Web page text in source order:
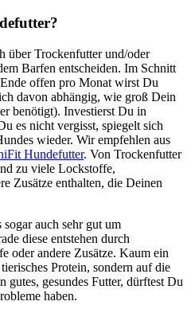
über Trockenfutter und/oder
Barfen entscheiden. Im Schnitt
offen pro Monat wirst Du
davon abhängig, wie groß Dein
benötigt). Investierst Du in
es nicht vergisst, spiegelt sich
wieder. Wir empfehlen aus
Hundefutter. Von Trockenfutter
zu viele Lockstoffe,
Zusätze enthalten, die Deinen
auch sehr gut um
diese entstehen durch
oder andere Zusätze. Kaum ein
Protein, sondern auf die
gutes, gesundes Futter, dürftest Du
haben.